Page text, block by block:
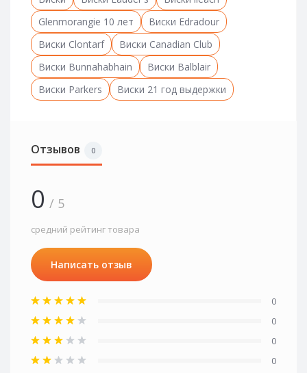
Glenmorangie 10 лет
Виски Edradour
Виски Clontarf
Виски Canadian Club
Виски Bunnahabhain
Виски Balblair
Виски Parkers
Виски 21 год выдержки
Отзывов 0
0 / 5
средний рейтинг товара
Написать отзыв
0
0
0
0